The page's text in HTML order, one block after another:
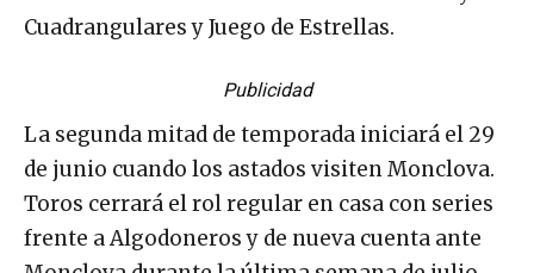
Cuadrangulares y Juego de Estrellas.
Publicidad
La segunda mitad de temporada iniciará el 29
de junio cuando los astados visiten Monclova.
Toros cerrará el rol regular en casa con series
frente a Algodoneros y de nueva cuenta ante